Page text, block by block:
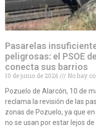
Pasarelas
peligrosas: el PSOE
conecta sus barrios
10 de junio de 2026
No hay
Pozuelo de Alarcón, 10 de
reclama la revisión de las
zonas de Pozuelo, ya que
no se usan por estar lejos